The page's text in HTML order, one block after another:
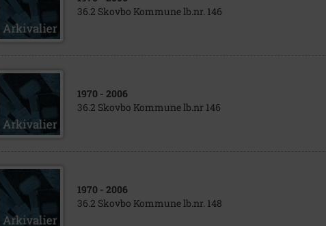
36.2 Skovbo Kommune lb.nr. 146
1970 - 2006
36.2 Skovbo Kommune lb.nr 146
1970 - 2006
36.2 Skovbo Kommune lb.nr. 148